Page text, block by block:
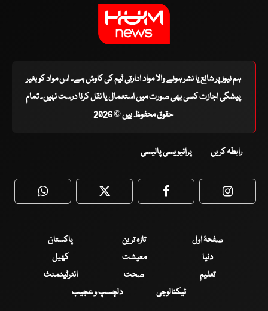
ہم نیوز پر شائع یا نشر ہونے والا مواد ادارتی ٹیم کی کاوش ہے۔ اس مواد کو بغیر
پیشگی اجازت کسی بھی صورت میں استعمال یا نقل کرنا درست نہیں۔ تمام
حقوق محفوظ ہیں © 2026
رابطہ کریں پرائیویسی پالیسی
WhatsApp Twitter Facebook
صفحۂ اول تازہ ترین
پاکستان
دنیا
معیشت
کھیل
تعلیم
صحت
انٹرٹینمنٹ
ٹیکنالوجی
دلچسپ و عجیب